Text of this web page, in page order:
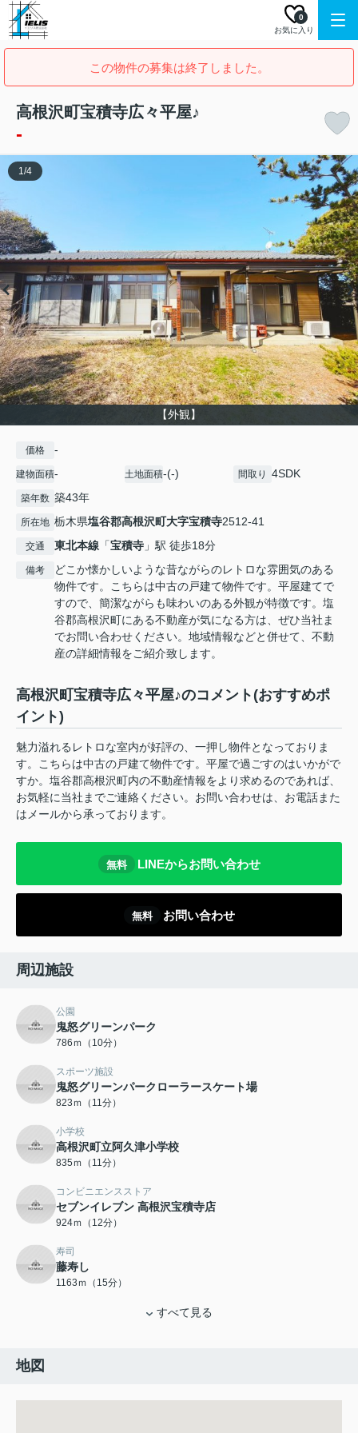
お気に入り
0
この物件の募集は終了しました。
高根沢町宝積寺広々平屋♪
-
【外観】
1/4
価格 -
建物面積- 土地面積-(-) 間取り 4SDK
築年数 築43年
所在地 栃木県塩谷郡高根沢町大字宝積寺2512-41
交通 東北本線 「宝積寺 」駅 徒歩18分
備考
どこか懐かしいような昔ながらのレトロな雰囲気のある
物件です。こちらは中古の戸建て物件です。平屋建てで
すので、簡潔ながらも味わいのある外観が特徴です。塩
谷郡高根沢町にある不動産が気になる方は、ぜひ当社ま
でお問い合わせください。地域情報などと併せて、不動
産の詳細情報をご紹介致します。
高根沢町宝積寺広々平屋♪のコメント(おすすめポ
イント)
魅力溢れるレトロな室内が好評の、一押し物件となっておりま
す。こちらは中古の戸建て物件です。平屋で過ごすのはいかがで
すか。塩谷郡高根沢町内の不動産情報をより求めるのであれば、
お気軽に当社までご連絡ください。お問い合わせは、お電話また
はメールから承っております。
無料 LINEからお問い合わせ
無料 お問い合わせ
周辺施設
公園
鬼怒グリーンパーク
786ｍ（10分）
スポーツ施設
鬼怒グリーンパークローラースケート場
823ｍ（11分）
小学校
高根沢町立阿久津小学校
835ｍ（11分）
コンビニエンスストア
セブンイレブン 高根沢宝積寺店
924ｍ（12分）
寿司
藤寿し
1163ｍ（15分）
すべて見る
地図